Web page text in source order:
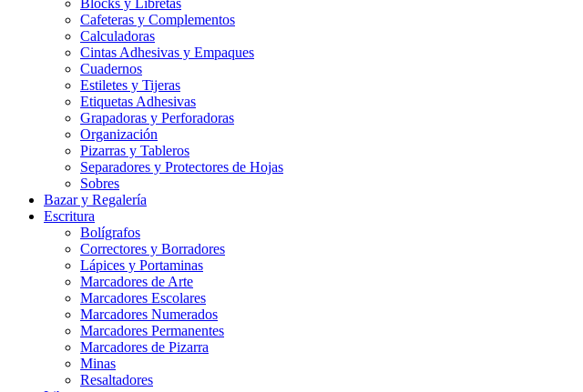
Cafeteras y Complementos
Calculadoras
Cintas Adhesivas y Empaques
Cuadernos
Estiletes y Tijeras
Etiquetas Adhesivas
Grapadoras y Perforadoras
Organización
Pizarras y Tableros
Separadores y Protectores de Hojas
Sobres
Bazar y Regalería
Escritura
Bolígrafos
Correctores y Borradores
Lápices y Portaminas
Marcadores de Arte
Marcadores Escolares
Marcadores Numerados
Marcadores Permanentes
Marcadores de Pizarra
Minas
Resaltadores